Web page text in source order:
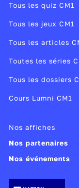
Tous les quiz CM1
Tous les jeux CM1
Tous les articles
Toutes les séries
Tous les dossiers
Cours Lumni CM1
Nos affiches
Nos partenaires
Nos événements